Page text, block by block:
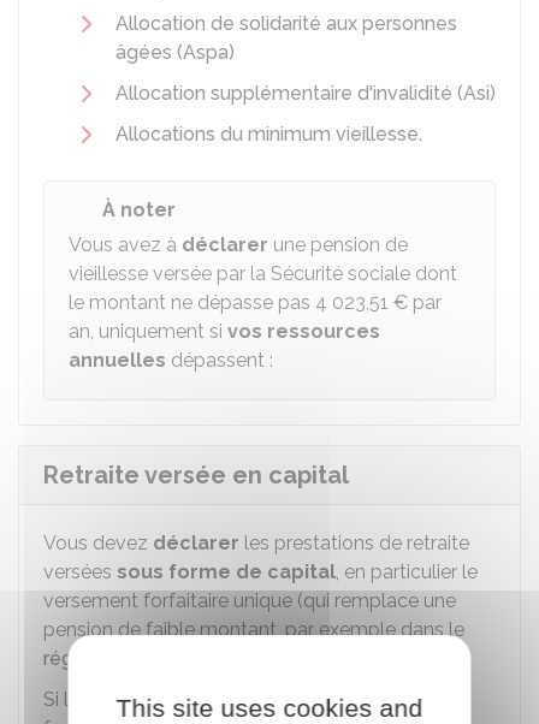
Allocation de solidarité aux personnes
âgées (Aspa)
Allocation supplémentaire d'invalidité (Asi)
Allocations du minimum vieillesse.
À noter
Vous avez à déclarer une pension de
vieillesse versée par la Sécurité sociale dont
le montant ne dépasse pas 4 023,51 € par
an, uniquement si vos ressources
annuelles dépassent :
Retraite versée en capital
Vous devez déclarer les prestations de retraite
versées sous forme de capital, en particulier le
versement forfaitaire unique (qui remplace une
pension de faible montant, par exemple dans le
régime complémentaire Agirc-Arrco
Si les prestations de retraite sont versées sous
This site uses cookies and